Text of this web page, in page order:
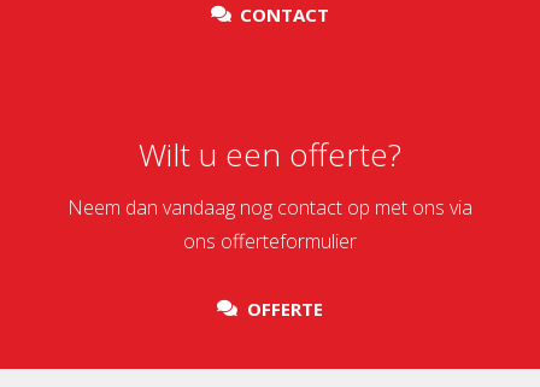
CONTACT
Wilt u een offerte?
Neem dan vandaag nog contact op met ons via
ons offerteformulier
OFFERTE